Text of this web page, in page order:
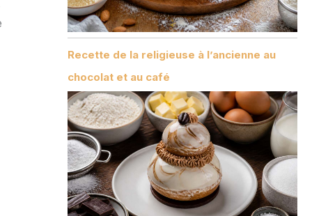
Recette de la religieuse à l’ancienne au
chocolat et au café